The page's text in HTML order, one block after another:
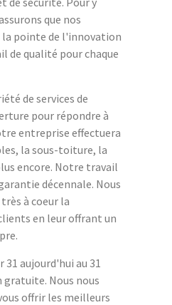
que nos
pointe de l'innovation
de qualité pour chaque
de services de
pour répondre à
entreprise effectuera
la sous-toiture, la
encore. Notre travail
décennale. Nous
à coeur la
en leur offrant un
aujourd'hui au 31
Nous nous
offrir les meilleurs